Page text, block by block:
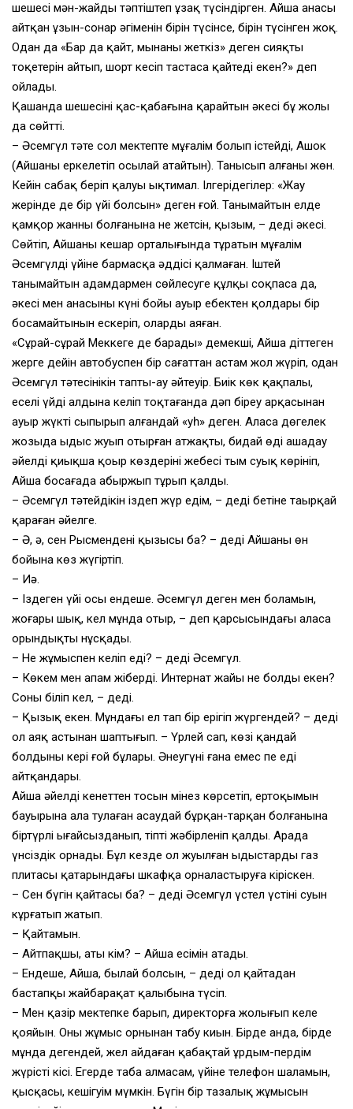
шешесі мән-жайды тәптіштеп ұзақ түсіндірген. Айша анасы
айтқан ұзын-сонар әңгіменін бірін түсінсе, бірін түсінген жоқ.
Одан да «Бар да қайт, мынаны жеткіз» деген сияқты
тоқетерін айтып, шорт кесіп тастаса қайтеді екен?» деп
ойлады.
Қашанда шешесінің қас-қабағына қарайтын әкесі бұ жолы
да сөйтті.
– Әсемгүл тәтең сол мектепте мұғалім болып істейді, Ашок
(Айшаны еркелетіп осылай атайтын). Танысып алғаның жөн.
Кейін сабақ беріп қалуы ықтимал. Ілгерідегілер: «Жау
жерінде де бір үйің болсын» деген ғой. Танымайтын елде
қамқор жанның болғанына не жетсін, қызым, – деді әкесі.
Сөйтіп, Айшаның кеңшар орталығында тұратын мұғалім
Әсемгүлдің үйіне бармасқа әддісі қалмаған. Іштей
танымайтын адамдармен сөйлесуге құлқы соқпаса да,
әкесі мен анасының күні бойы ауыр еңбектен қолдары бір
босамайтынын ескеріп, оларды аяған.
«Сұрай-сұрай Меккеге де барады» демекші, Айша діттеген
жерге дейін автобуспен бір сағаттан астам жол жүріп, одан
Әсемгүл тәтесінікін тапты-ау әйтеуір. Биік көк қақпалы,
еңселі үйдің алдына келіп тоқтағанда дәп біреу арқасынан
ауыр жүкті сыпырып алғандай «уһ» деген. Аласа дөңгелек
жозыда ыдыс жуып отырған атжақты, бидай өңді ашаңдау
әйелдің қиықша қоңыр көздерінің жебесі тым суық көрініп,
Айша босағада абыржып тұрып қалды.
– Әсемгүл тәтейдікін іздеп жүр едім, – деді бетіне таңырқай
қараған әйелге.
– Ә, ә, сен Рысменденің қызысың ба? – деді Айшаның өн
бойына көз жүгіртіп.
– Иә.
– Іздеген үйің осы ендеше. Әсемгүл деген мен боламын,
жоғары шық, кел мұнда отыр, – деп қарсысындағы аласа
орындықты нұсқады.
– Не жұмыспен келіп едің? – деді Әсемгүл.
– Көкем мен апам жіберді. Интернат жайы не болды екен?
Соны біліп кел, – деді.
– Қызық екен. Мұндағы ел тап бір ерігіп жүргендей? – деді
ол аяқ астынан шаптығып. – Үрлей сап, көзің қандай
болдының кері ғой бұлары. Әнеугүні ғана емес пе еді
айтқандары.
Айша әйелдің кенеттен тосын мінез көрсетіп, ертоқымын
бауырына ала тулаған асаудай бұрқан-тарқан болғанына
біртүрлі ыңғайсызданып, тіпті жәбірленіп қалды. Арада
үнсіздік орнады. Бұл кезде ол жуылған ыдыстарды газ
плитасы қатарындағы шкафқа орналастыруға кіріскен.
– Сен бүгін қайтасың ба? – деді Әсемгүл үстел үстінің суын
кұрғатып жатып.
– Қайтамын.
– Айтпақшы, атың кім? – Айша есімін атады.
– Ендеше, Айша, былай болсын, – деді ол қайтадан
бастапқы жайбарақат қалыбына түсіп.
– Мен қазір мектепке барып, директорға жолығып келе
қояйын. Оны жұмыс орнынан табу киын. Бірде анда, бірде
мұнда дегендей, жел айдаған қаңбақтай ұрдым-пердім
жүрісті кісі. Егерде таба алмасам, үйіне телефон шаламын,
қысқасы, кешігуім мүмкін. Бүгін бір тазалық жұмысын